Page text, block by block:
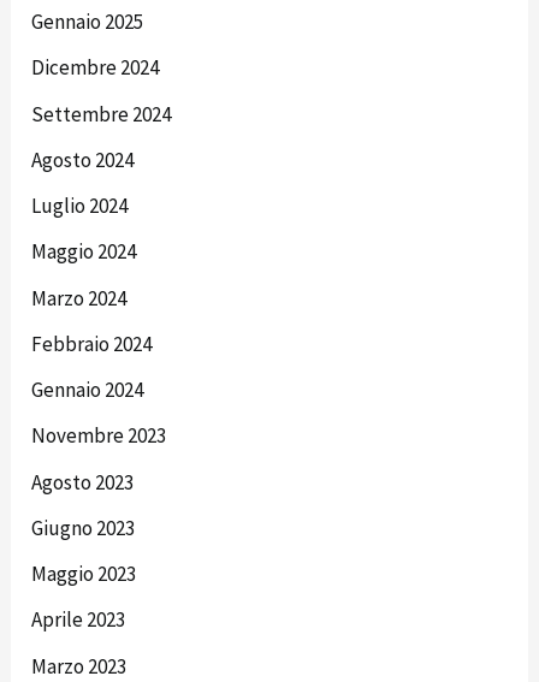
Gennaio 2025
Dicembre 2024
Settembre 2024
Agosto 2024
Luglio 2024
Maggio 2024
Marzo 2024
Febbraio 2024
Gennaio 2024
Novembre 2023
Agosto 2023
Giugno 2023
Maggio 2023
Aprile 2023
Marzo 2023